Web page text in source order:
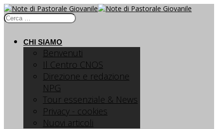
CHI SIAMO
Benvenuti
Il Centro CNOS
Direzione e redazione
NPG
Tour essenziale & News
Privacy - cookies
Nuovi articoli